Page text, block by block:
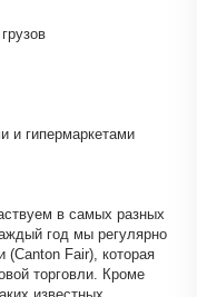
и гипермаркетами
в самых разных
год мы регулярно
(Canton Fair), которая
торговли. Кроме